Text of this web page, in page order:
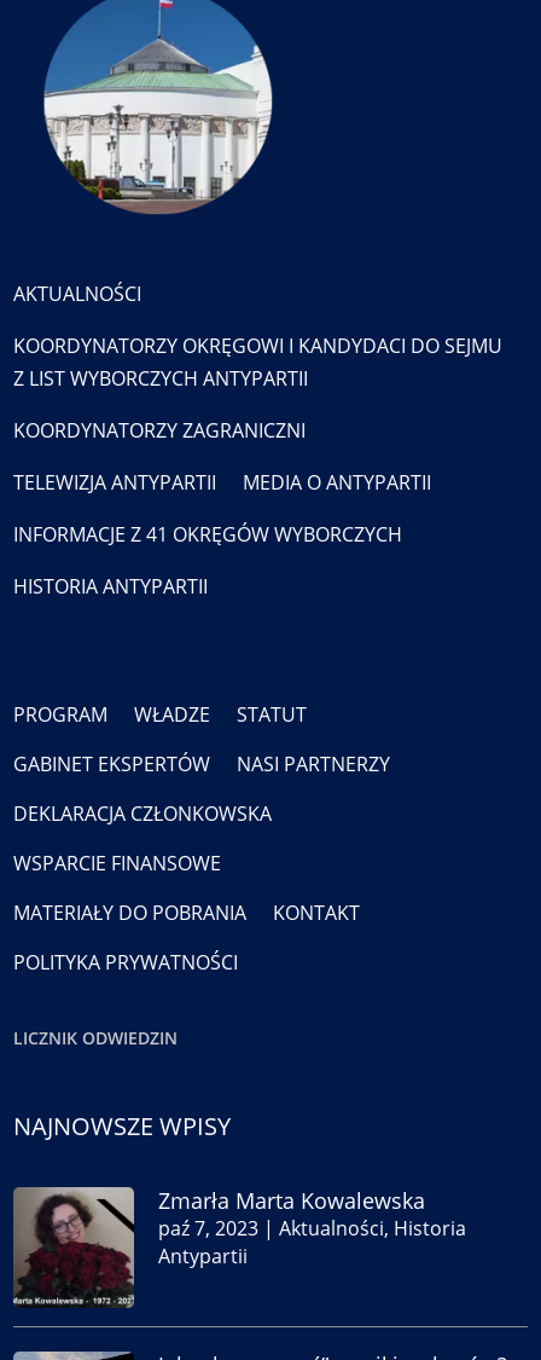
AKTUALNOŚCI
KOORDYNATORZY OKRĘGOWI I KANDYDACI DO SEJMU
Z LIST WYBORCZYCH ANTYPARTII
KOORDYNATORZY ZAGRANICZNI
TELEWIZJA ANTYPARTII
MEDIA O ANTYPARTII
INFORMACJE Z 41 OKRĘGÓW WYBORCZYCH
HISTORIA ANTYPARTII
PROGRAM WŁADZE
STATUT
GABINET EKSPERTÓW
NASI PARTNERZY
DEKLARACJA CZŁONKOWSKA
WSPARCIE FINANSOWE
MATERIAŁY DO POBRANIA
KONTAKT
POLITYKA PRYWATNOŚCI
LICZNIK ODWIEDZIN
NAJNOWSZE WPISY
Zmarła Marta Kowalewska
paź 7, 2023 |Aktualności, Historia
Antypartii